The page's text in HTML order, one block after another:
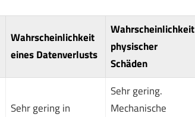
Wahrscheinlichkeit
eines Datenverlusts
Wahrscheinlichkeit
physischer
Schäden
Sehr gering in
Sehr gering.
Mechanische